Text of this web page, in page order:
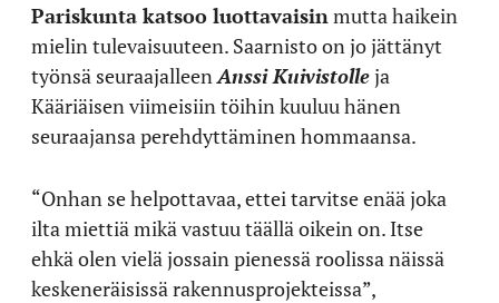
Pariskunta katsoo luottavaisin mutta haikein
mielin tulevaisuuteen. Saarnisto on jo jättänyt
työnsä seuraajalleen Anssi Kuivistolleja
Kääriäisen viimeisiin töihin kuuluu hänen
seuraajansa perehdyttäminen hommaansa.
“Onhan se helpottavaa, ettei tarvitse enää joka
ilta miettiä mikä vastuu täällä oikein on. Itse
ehkä olen vielä jossain pienessä roolissa näissä
keskeneräisissä rakennusprojekteissa”,